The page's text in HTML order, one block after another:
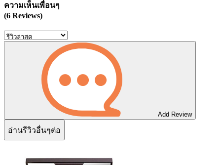
ความเห็นเพื่อนๆ
(6 Reviews)
Add Review
อ่านรีวิวอื่นๆต่อ